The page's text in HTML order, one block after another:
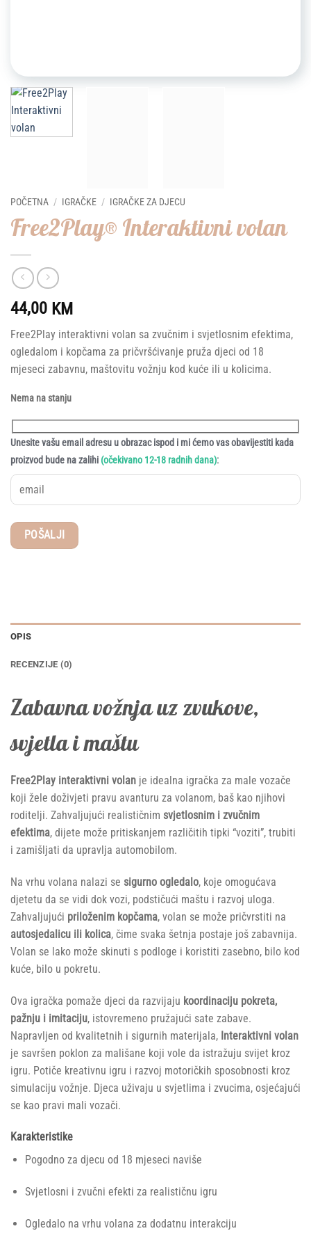
POČETNA / IGRAČKE / IGRAČKE ZA DJECU
Free2Play® Interaktivni volan
44,00 KM
Free2Play interaktivni volan sa zvučnim i svjetlosnim efektima,
ogledalom i kopčama za pričvršćivanje pruža djeci od 18
mjeseci zabavnu, maštovitu vožnju kod kuće ili u kolicima.
Nema na stanju
Unesite vašu email adresu u obrazac ispod i mi ćemo vas obavijestiti kada
proizvod bude na zalihi (očekivano 12-18 radnih dana):
OPIS
RECENZIJE (0)
Zabavna vožnja uz zvukove,
svjetla i maštu
Free2Play interaktivni volan je idealna igračka za male vozače
koji žele doživjeti pravu avanturu za volanom, baš kao njihovi
roditelji. Zahvaljujući realističnim svjetlosnim i zvučnim
efektima, dijete može pritiskanjem različitih tipki “voziti”, trubiti
i zamišljati da upravlja automobilom.
Na vrhu volana nalazi se sigurno ogledalo, koje omogućava
djetetu da se vidi dok vozi, podstičući maštu i razvoj uloga.
Zahvaljujući priloženim kopčama, volan se može pričvrstiti na
autosjedalicu ili kolica, čime svaka šetnja postaje još zabavnija.
Volan se lako može skinuti s podloge i koristiti zasebno, bilo kod
kuće, bilo u pokretu.
Ova igračka pomaže djeci da razvijaju koordinaciju pokreta,
pažnju i imitaciju, istovremeno pružajući sate zabave.
Napravljen od kvalitetnih i sigurnih materijala, Interaktivni volan
je savršen poklon za mališane koji vole da istražuju svijet kroz
igru. Potiče kreativnu igru i razvoj motoričkih sposobnosti kroz
simulaciju vožnje. Djeca uživaju u svjetlima i zvucima, osjećajući
se kao pravi mali vozači.
Karakteristike
Pogodno za djecu od 18 mjeseci naviše
Svjetlosni i zvučni efekti za realističnu igru
Ogledalo na vrhu volana za dodatnu interakciju